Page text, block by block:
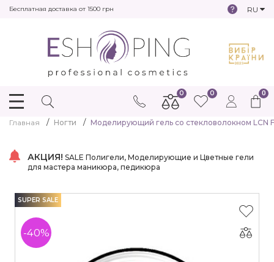
Бесплатная доставка от 1500 грн RU
0
0 0
Главная Ногти Моделирующий гель со стекловолокном LCN
АКЦИЯ! SALE Полигели, Моделирующие и Цветные гели
для мастера маникюра, педикюра
SUPER SALE
-40%